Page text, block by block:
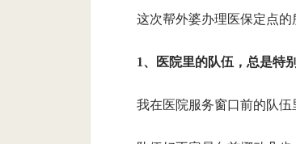
这次帮外婆办理医保定点的
1、医院里的队伍，总是特
我在医院服务窗口前的队伍